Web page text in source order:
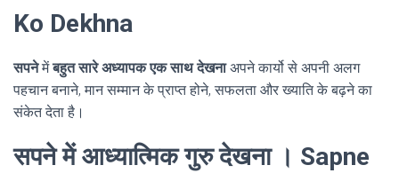
Ko Dekhna
सपनेमेंबहुत सारे अध्यापक एक साथ देखनाअपने कार्यो से अपनी अलग
पहचान बनाने, मान सम्मान के प्राप्त होने, सफलता और ख्याति के बढ़ने का
संकेत देता है।
सपने में आध्यात्मिक गुरु देखना । Sapne